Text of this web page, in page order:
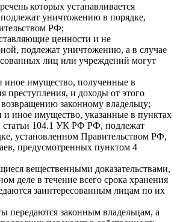
которых устанавливается
уничтожению в порядке,
РФ;
ценности и не
подлежат уничтожению, а в случае
лиц или учреждений могут
иное имущество, полученные в
преступления, и доходы от этого
законному владельцу;
и иное имущество, указанные в пунктах
статьи 104.1 УК РФ РФ, подлежат
установленном Правительством РФ,
предусмотренных пунктом 4
вещественными доказательствами,
деле в течение всего срока хранения
заинтересованным лицам по их
передаются законным владельцам, а